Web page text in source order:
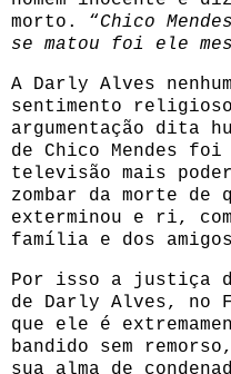
morto. “Chico
se matou foi ele
A Darly Alves
sentimento
argumentação dita
de Chico Mendes foi
televisão mais
zombar da morte de
exterminou e ri,
família e dos
Por isso a justiça
de Darly Alves, no
que ele é
bandido sem
sua alma de